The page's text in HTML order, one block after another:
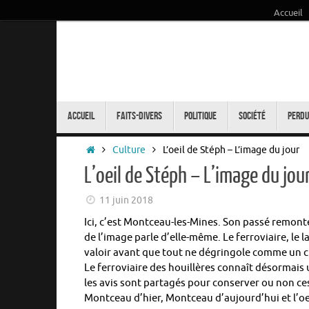
Accueil
Accueil Faits-Divers Politique Société
Accueil
Culture L’oeil de Stéph – L’image du jour
L’oeil de Stéph – L’image du
11 juin 2018
Ici, c’est Montceau-les-Mines. Son passé
de l’image parle d’elle-même. Le ferroviaire, le
valoir avant que tout ne dégringole comme un
Le ferroviaire des houillères connaît désormais
les avis sont partagés pour conserver ou non
Montceau d’hier, Montceau d’aujourd’hui et